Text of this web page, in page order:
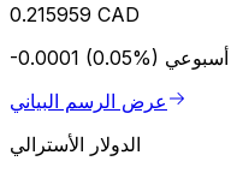
0.215959 CAD
-0.0001 (0.05%) أسبوعي
عرض الرسم البياني
الدولار الأسترالي